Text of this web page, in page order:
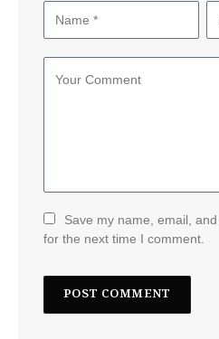
Save my name, email,
for the next time I comment.